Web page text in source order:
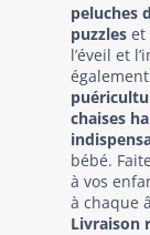
peluches
puzzles et
l’éveil et
chaises
bébé.
à vos
à chaque
Livraison